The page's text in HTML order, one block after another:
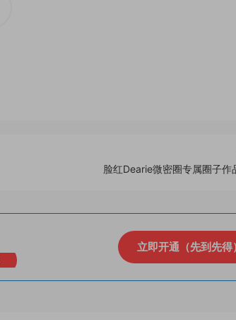
脸红Dearie微密圈专属圈子作
立即开通（先到先得）